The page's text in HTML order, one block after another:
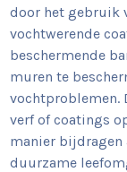
door het gebruik
vochtwerende
beschermende
muren te
vochtproblemen.
verf of coatings
manier bijdragen
duurzame